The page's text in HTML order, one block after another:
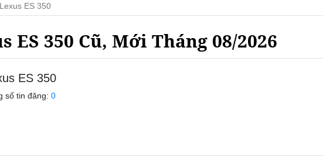
Lexus ES 350
ES 350 Cũ, Mới Tháng 08/2026
ES 350
số tin đăng: 0